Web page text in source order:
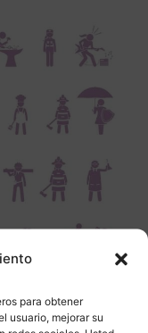
para obtener
usuario, mejorar su